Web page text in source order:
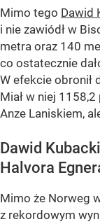
Mimo tego Dawid
i nie zawiódł w
metra oraz 140
co ostatecznie
W efekcie obronił
Miał w niej
Anze Laniskiem,
Dawid
Halvora
Mimo że Norweg
z rekordowym